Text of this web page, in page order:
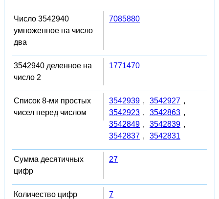
Число 3542940
умноженное на число
два
7085880
3542940 деленное на
число 2
1771470
Список 8-ми простых
чисел перед числом
3542939 , 3542927 ,
3542923 , 3542863 ,
3542849 , 3542839 ,
3542837 , 3542831
Сумма десятичных
цифр
27
Количество цифр 7